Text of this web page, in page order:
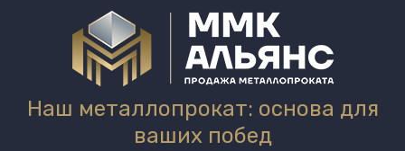
Наш металлопрокат: основа для
ваших побед